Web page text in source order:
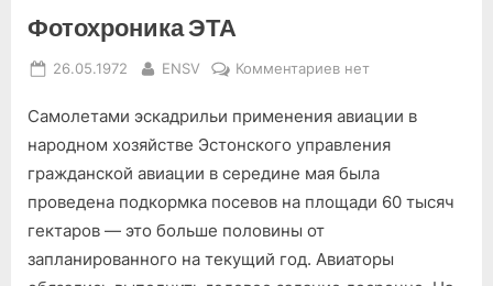
Фотохроника ЭТА
Posted
26.05.1972 By
ENSV Комментариевк
Фотохроника
ЭТА
нет
Самолетами эскадрильи применения авиации в
народном хозяйстве Эстонского управления
гражданской авиации в середине мая была
проведена подкормка посевов на площади 60 тысяч
гектаров — это больше половины от
запланированного на текущий год. Авиаторы